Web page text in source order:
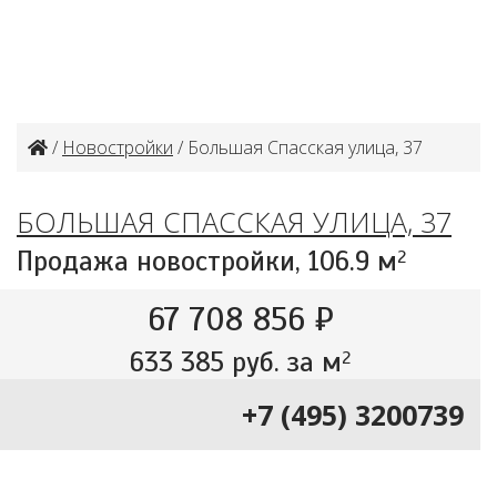
/ Новостройки / Большая Спасская улица, 37
БОЛЬШАЯ СПАССКАЯ УЛИЦА, 37
Продажа новостройки, 106.9 м2
67 708 856 ₽
633 385 руб. за м2
+7 (495) 3200739